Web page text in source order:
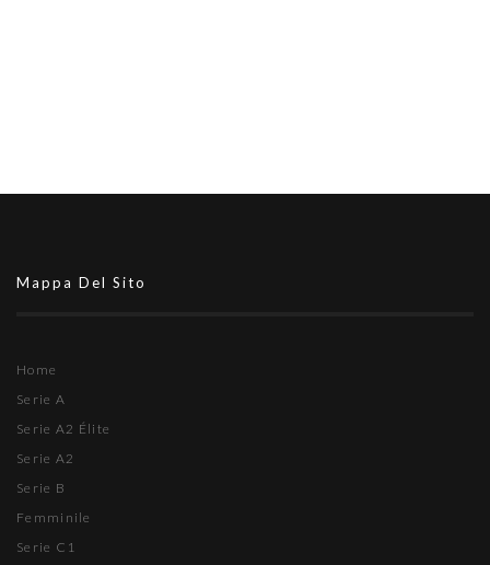
Mappa Del Sito
Home
Serie A
Serie A2 Élite
Serie A2
Serie B
Femminile
Serie C1